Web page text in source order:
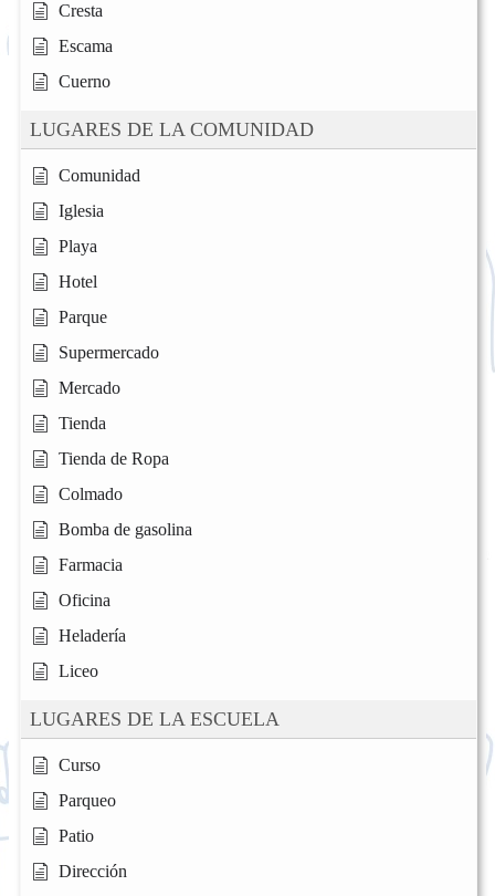
Cresta
Escama
Cuerno
LUGARES DE LA COMUNIDAD
Comunidad
Iglesia
Playa
Hotel
Parque
Supermercado
Mercado
Tienda
Tienda de Ropa
Colmado
Bomba de gasolina
Farmacia
Oficina
Heladería
Liceo
LUGARES DE LA ESCUELA
Curso
Parqueo
Patio
Dirección